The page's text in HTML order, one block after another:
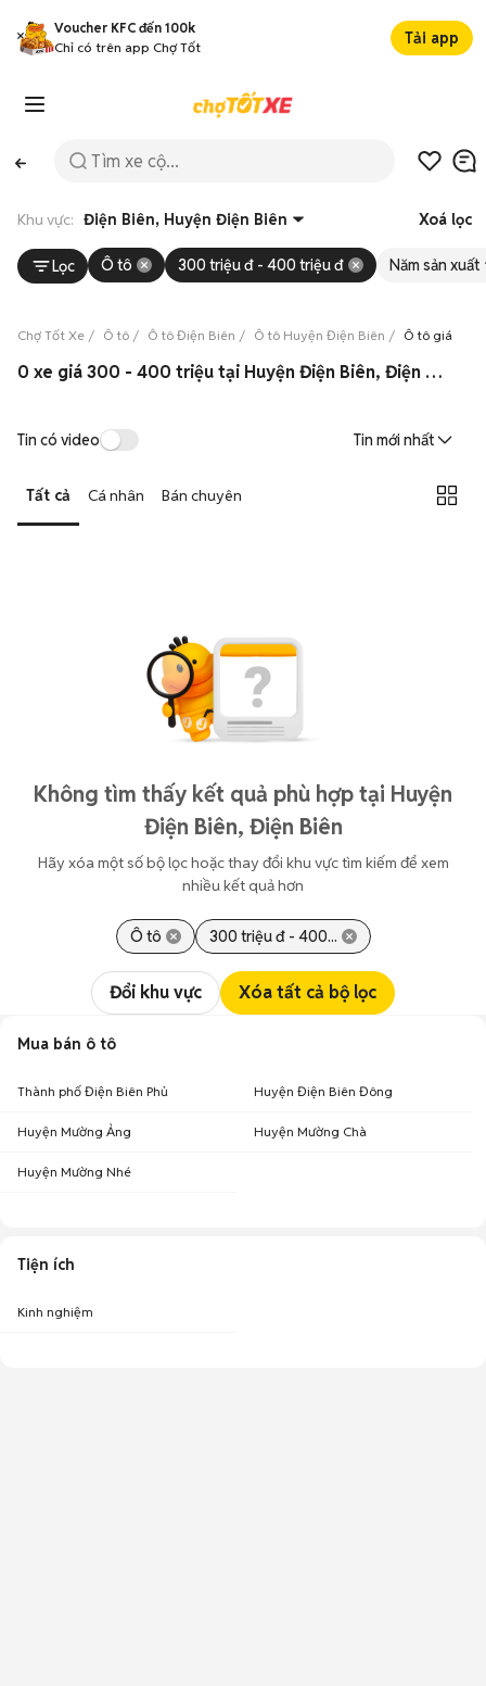
Voucher KFC đến 100k
Chỉ có trên app Chợ Tốt
Tải app
Khu vực: Điện Biên, Huyện Điện Biên Xoá lọc
Lọc Ô tô 300 triệu đ - 400 triệu đ Năm sản xuất
Chợ Tốt Xe Ô tô Ô tô Điện Biên Ô tô Huyện Điện Biên Ô tô giá từ
0 xe giá 300 - 400 triệu tại Huyện Điện Biên, Điện Biên 08/2026
Tin có video Tin mới nhất
Tất cả Cá nhân Bán chuyên
Không tìm thấy kết quả phù hợp tại Huyện
Điện Biên, Điện Biên
Hãy xóa một số bộ lọc hoặc thay đổi khu vực tìm kiếm để xem
nhiều kết quả hơn
Ô tô 300 triệu đ - 400...
Đổi khu vực Xóa tất cả bộ lọc
Mua bán ô tô
Thành phố Điện Biên Phủ Huyện Điện Biên Đông
Huyện Mường Ảng Huyện Mường Chà
Huyện Mường Nhé
Tiện ích
Kinh nghiệm